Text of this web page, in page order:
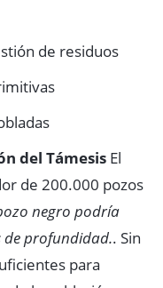
de residuos
del Támesis El
de 200.000 pozos
negro podría
de profundidad.. Sin
para